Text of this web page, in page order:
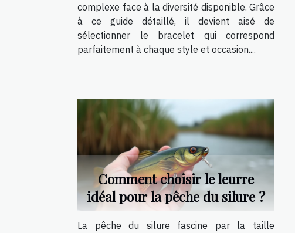
complexe face à la diversité disponible. Grâce
à ce guide détaillé, il devient aisé de
sélectionner le bracelet qui correspond
parfaitement à chaque style et occasion....
Comment choisir le leurre
idéal pour la pêche du silure ?
La pêche du silure fascine par la taille